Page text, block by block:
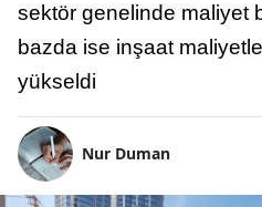
sektör genelinde maliyet
bazda ise inşaat
yükseldi
Nur Duman